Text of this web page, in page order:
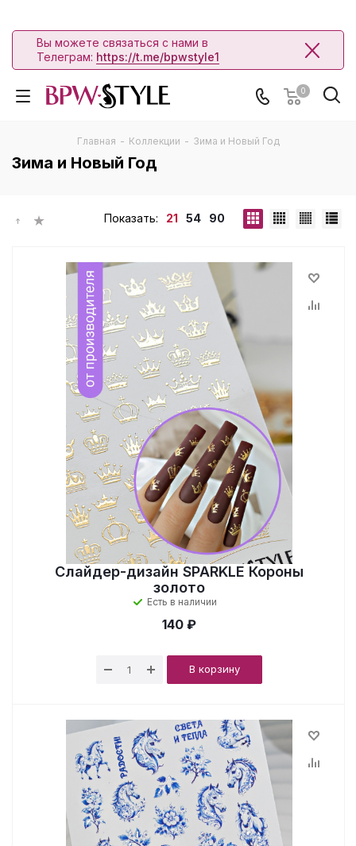
Вы можете связаться с нами в
Телеграм: https://t.me/bpwstyle1
0
Главная - Коллекции - Зима и Новый Год
Зима и Новый Год
Показать: 21 54 90
Слайдер-дизайн SPARKLE Короны
золото
Есть в наличии
140 ₽
В корзину